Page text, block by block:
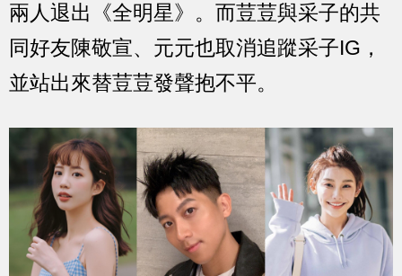
兩人退出《全明星》。而荳荳與采子的共
同好友陳敬宣、元元也取消追蹤采子IG，
並站出來替荳荳發聲抱不平。